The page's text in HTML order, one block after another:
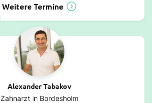
Weitere Termine
Alexander Tabakov
Zahnarzt in Bordesholm